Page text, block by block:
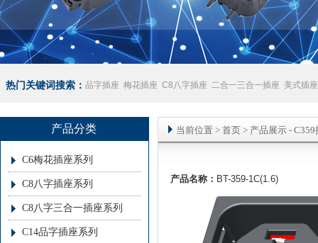
热门关键词搜索： 品字插座 梅花插座 C8八字插座 二合一三合一插座 美式插座
产品分类
C6梅花插座系列
C8八字插座系列
C8八字三合一插座系列
C14品字插座系列
当前位置 > 首页 > 产品展示 - C359
产品名称： BT-359-1C(1.6)